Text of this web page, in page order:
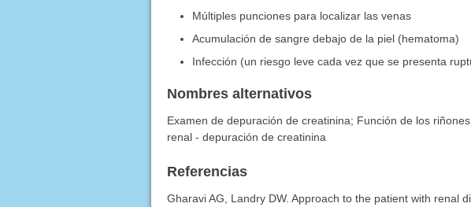
Múltiples punciones para localizar las venas
Acumulación de sangre debajo de la piel (hematoma)
Infección (un riesgo leve cada vez que se presenta
Nombres alternativos
Examen de depuración de creatinina; Función de los
renal - depuración de creatinina
Referencias
Gharavi AG, Landry DW. Approach to the patient with renal